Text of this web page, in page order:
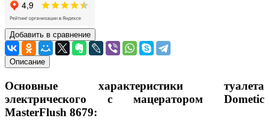
Добавить в сравнение
Описание
Основные характеристики туалета
электрического с мацератором Dometic
MasterFlush 8679: